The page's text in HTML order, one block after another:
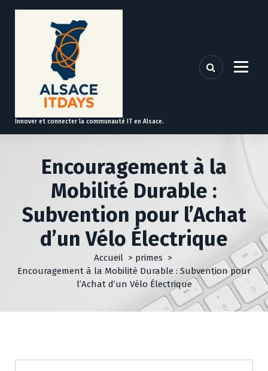
t
Innover et connecter la communauté IT en Alsace.
Encouragement à la
Mobilité Durable :
Subvention pour l’Achat
d’un Vélo Électrique
Accueil> primes >
Encouragement à la Mobilité Durable : Subvention pour
l’Achat d’un Vélo Électrique